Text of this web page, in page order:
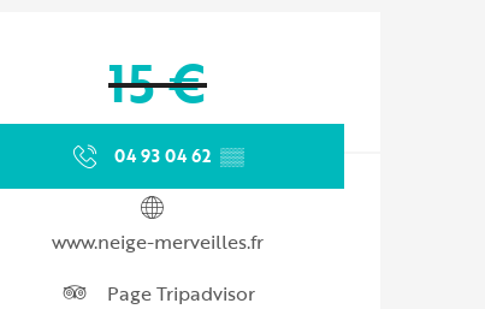
15 €
04 93 04 62 ▒▒
www.neige-merveilles.fr
Page Tripadvisor